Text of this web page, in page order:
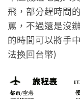
飛，部分趕時間
罵，不過還是沒
的時間可以將手
法換回台幣)